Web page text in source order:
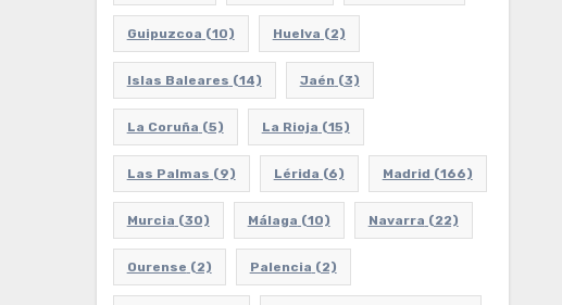
Guipuzcoa (10) Huelva (2)
Islas Baleares (14) Jaén (3)
La Coruña (5) La Rioja (15)
Las Palmas (9) Lérida (6) Madrid (166)
Murcia (30) Málaga (10) Navarra (22)
Ourense (2) Palencia (2)